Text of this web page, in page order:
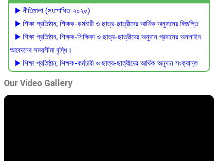
▶ নীতিমালা (সংশোধিত-২০২০)
▶ শিক্ষা প্রতিষ্ঠান, শিক্ষক-কর্মচারী ও ছাত্র-ছাত্রীদের আর্থিক অনুদানের বিজ্ঞপ্তি
▶ শিক্ষা প্রতিষ্ঠান, শিক্ষক-শিক্ষিকা ও ছাত্র-ছাত্রীদের অনুদান প্রদানের অনলাইন
আবেদনের সময়সীমা বৃদ্ধি।
▶ শিক্ষা প্রতিষ্ঠান, শিক্ষক-কর্মচারী ও ছাত্র-ছাত্রীদের আর্থিক অনুদান সংক্রান্ত
Our Video Gallery